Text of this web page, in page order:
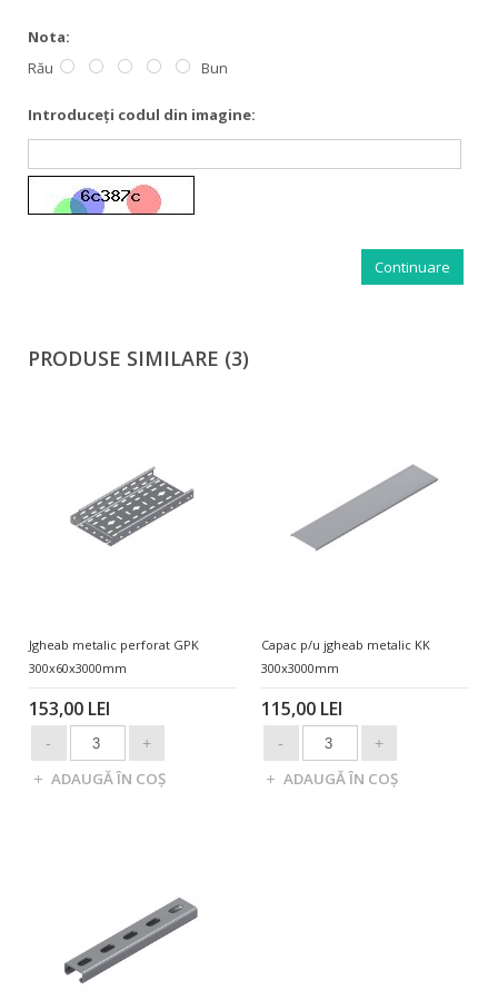
Nota:
Rău
Bun
Introduceţi codul din imagine:
Continuare
PRODUSE SIMILARE (3)
Jgheab metalic perforat GPK
300x60x3000mm
153,00 LEI
Capac p/u jgheab metalic KK
300x3000mm
115,00 LEI